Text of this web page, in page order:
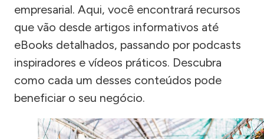
empresarial. Aqui, você encontrará recursos
que vão desde artigos informativos até
eBooks detalhados, passando por podcasts
inspiradores e vídeos práticos. Descubra
como cada um desses conteúdos pode
beneficiar o seu negócio.